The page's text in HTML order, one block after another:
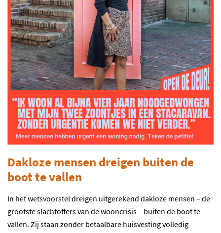
Dakloze mensen dreigen buiten de
boot te vallen
In het wetsvoorstel dreigen uitgerekend dakloze mensen – de
grootste slachtoffers van de wooncrisis – buiten de boot te
vallen. Zij staan zonder betaalbare huisvesting volledig